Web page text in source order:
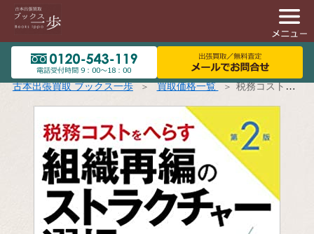
古本出張買取 ブックス一歩 買取価格一覧 税務コストをへらす組織再編のストラクチャー選択 第2版